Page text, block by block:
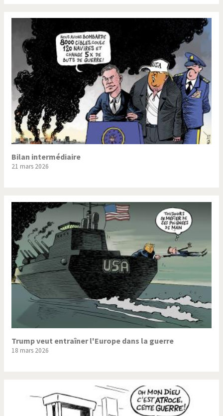
Bilan intermédiaire
21 mars 2026
Trump veut entraîner l'Europe dans la guerre
18 mars 2026